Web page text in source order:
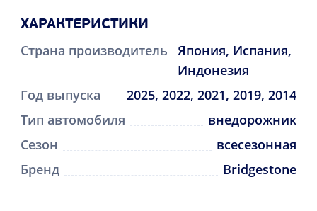
ХАРАКТЕРИСТИКИ
Страна производитель
Япония, Испания,
Индонезия
Год выпуска
2025, 2022, 2021, 2019, 2014
Тип автомобиля
внедорожник
Сезон
всесезонная
Бренд
Bridgestone